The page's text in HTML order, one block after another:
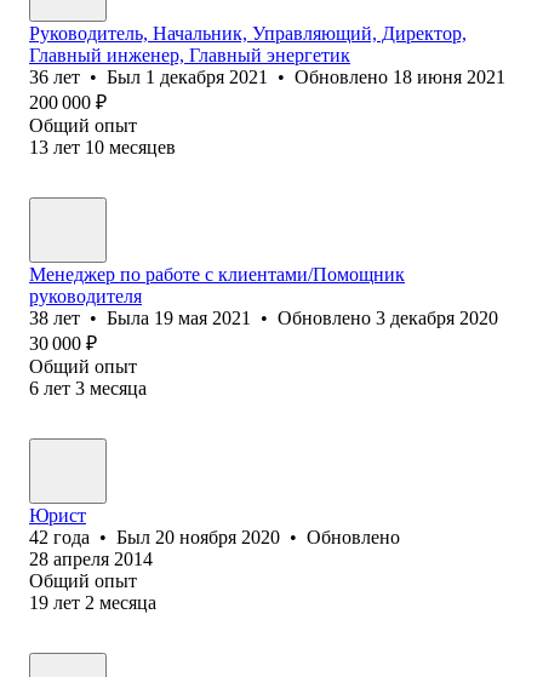
Руководитель, Начальник, Управляющий, Директор,
Главный инженер, Главный энергетик
36 лет • Был 1 декабря 2021 • Обновлено 18 июня 2021
200 000 ₽
Общий опыт
13 лет 10 месяцев
Менеджер по работе с клиентами/Помощник
руководителя
38 лет • Была 19 мая 2021 • Обновлено 3 декабря 2020
30 000 ₽
Общий опыт
6 лет 3 месяца
Юрист
42 года • Был 20 ноября 2020 • Обновлено
28 апреля 2014
Общий опыт
19 лет 2 месяца